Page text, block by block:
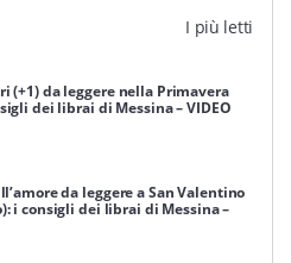
I più letti
(+1) da leggere nella Primavera
dei librai di Messina – VIDEO
da leggere a San Valentino
i consigli dei librai di Messina –